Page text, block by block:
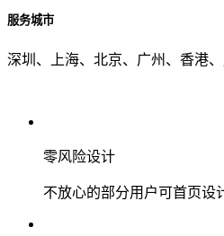
服务城市
深圳、上海、北京、广州、香港
零风险设计
不放心的部分用户可首页设